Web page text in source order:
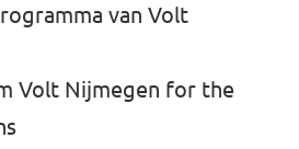
van Volt
Volt Nijmegen for the